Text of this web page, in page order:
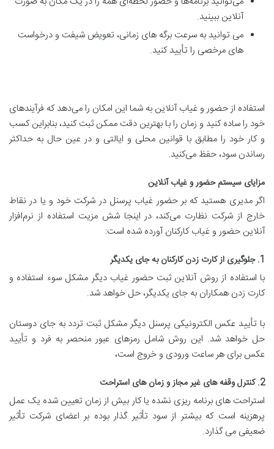
آنلاین ببینید.
می توانید به سرعت برگه های زمانی، تعویض شیفت و درخواست
های مرخصی را تأیید کنید.
استفاده از حضور و غیاب آنلاین به شما این امکان را می‌دهد که فرآیندهای
خود را ساده کنید و زمان را با بهترین دقت ممکن ثبت کنید، بنابراین کسب
و کار خود را مطابق با قوانین محلی و ایالتی و در عین حال به حداکثر
رساندن سود، حفظ می‌کنید.
مزایای سیستم حضور و غیاب آنلاین
اگر مدیری هستید که بر حضور غیاب پرسنل در شرکت خود و یا در نقاط
خارج از شرکت نظارت می‌کند، در اینجا شش مزیت استفاده از نرم‌افزار
آنلاین حضور و غیاب کارکنان آورده شده است:
1. جلوگیری از کارت زدن کارکنان به جای یکدیگر
با استفاده از روش آنلاین ثبت حضور غیاب دیگر مشکل سوء استفاده و
کارت زدن همکاران به جای یکدیگر، حل خواهد شد.
با تأیید عکس الکترونیکی پرسنل دیگر مشکل ثبت تردد به جای دوستان
حل خواهد شد. این روش شامل رمزهای عبور منحصر به فرد و تأیید
عکس برای هر ساعت ورودی و خروج است،
2. کنترل وقفه های غیر مجاز و زمان های استراحت
استراحت های برنامه ریزی نشده یا کار بیش از زمان تعیین شده یک عمل
پرهزینه است که بیشتر از سود تأثیر گذار بوده بر اعضای شرکت تأثیر
ضعیفی می گذارد.